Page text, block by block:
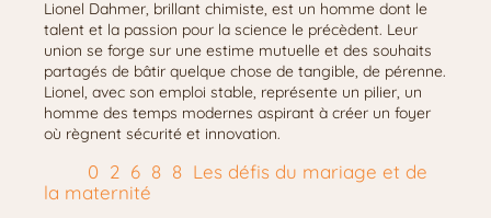
Lionel Dahmer, brillant chimiste, est un homme dont le
talent et la passion pour la science le précèdent. Leur
union se forge sur une estime mutuelle et des souhaits
partagés de bâtir quelque chose de tangible, de pérenne.
Lionel, avec son emploi stable, représente un pilier, un
homme des temps modernes aspirant à créer un foyer
où règnent sécurité et innovation.
Les défis du mariage et de
la maternité